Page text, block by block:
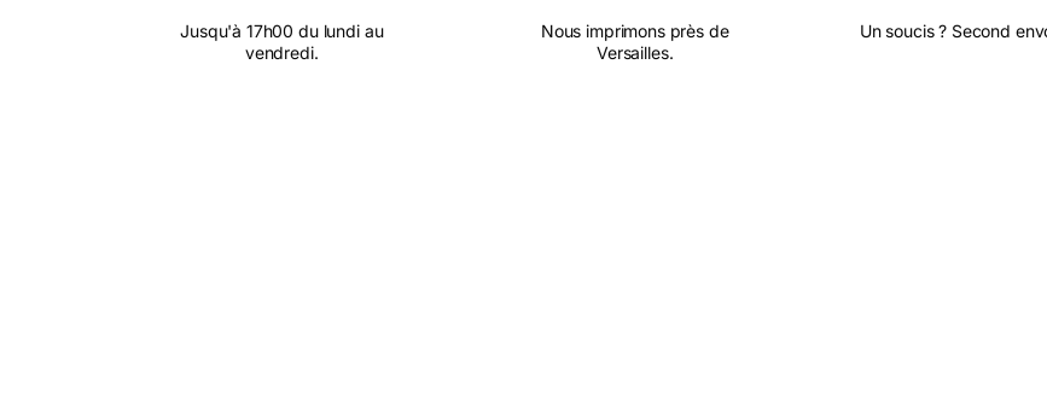
Jusqu'à 17h00 du lundi au
vendredi.
Nous imprimons près de
Versailles.
Un soucis ? Second